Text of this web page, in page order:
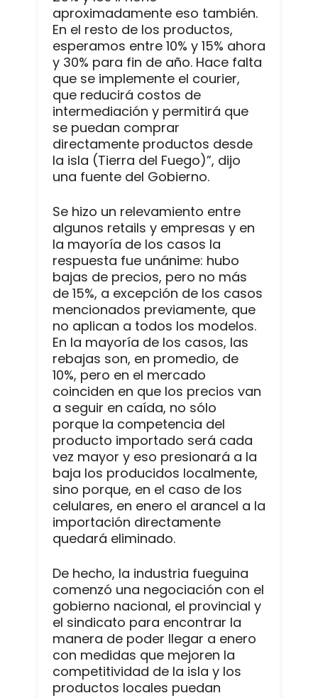
aproximadamente eso también.
En el resto de los productos,
esperamos entre 10% y 15% ahora
y 30% para fin de año. Hace falta
que se implemente el courier,
que reducirá costos de
intermediación y permitirá que
se puedan comprar
directamente productos desde
la isla (Tierra del Fuego)”, dijo
una fuente del Gobierno.
Se hizo un relevamiento entre
algunos retails y empresas y en
la mayoría de los casos la
respuesta fue unánime: hubo
bajas de precios, pero no más
de 15%, a excepción de los casos
mencionados previamente, que
no aplican a todos los modelos.
En la mayoría de los casos, las
rebajas son, en promedio, de
10%, pero en el mercado
coinciden en que los precios van
a seguir en caída, no sólo
porque la competencia del
producto importado será cada
vez mayor y eso presionará a la
baja los producidos localmente,
sino porque, en el caso de los
celulares, en enero el arancel a la
importación directamente
quedará eliminado.
De hecho, la industria fueguina
comenzó una negociación con el
gobierno nacional, el provincial y
el sindicato para encontrar la
manera de poder llegar a enero
con medidas que mejoren la
competitividad de la isla y los
productos locales puedan